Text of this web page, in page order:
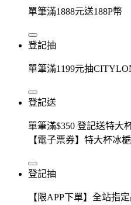
單筆滿1888元送188P幣
登記抽
單筆滿1199元抽
登記送
單筆滿$350 登記送特大
【電子票券】特大杯冰
登記抽
【限APP下單】全站指